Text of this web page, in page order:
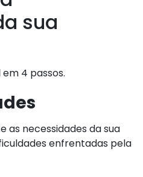
sua
4 passos.
necessidades da sua
enfrentadas pela